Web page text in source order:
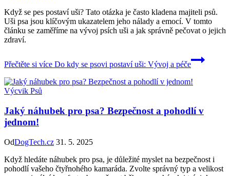
Když se pes postaví uši? Tato otázka je často kladena majiteli psů.
Uši psa jsou klíčovým ukazatelem jeho nálady a emocí. V tomto
článku se zaměříme na vývoj psích uši a jak správně pečovat o jejich
zdraví.
Přečtěte si více Do kdy se psovi postaví uši: Vývoj a péče
Výcvik Psů
Jaký náhubek pro psa? Bezpečnost a pohodlí v
jednom!
OdDogTech.cz 31. 5. 2025
Když hledáte náhubek pro psa, je důležité myslet na bezpečnost i
pohodlí vašeho čtyřnohého kamaráda. Zvolte správný typ a velikost